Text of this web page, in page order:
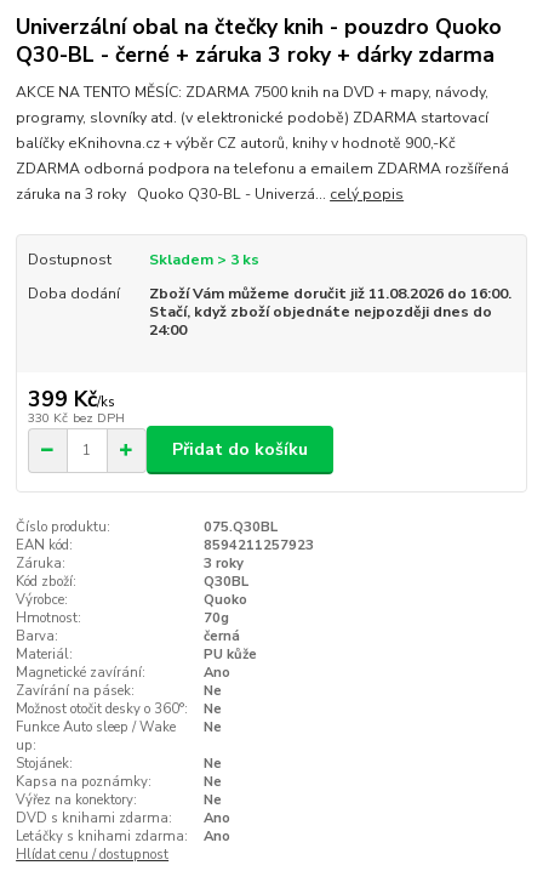
Univerzální obal na čtečky knih - pouzdro Quoko
Q30-BL - černé + záruka 3 roky + dárky zdarma
AKCE NA TENTO MĚSÍC: ZDARMA 7500 knih na DVD + mapy, návody,
programy, slovníky atd. (v elektronické podobě) ZDARMA startovací
balíčky eKnihovna.cz + výběr CZ autorů, knihy v hodnotě 900,-Kč
ZDARMA odborná podpora na telefonu a emailem ZDARMA rozšířená
záruka na 3 roky Quoko Q30-BL - Univerzá... celý popis
Dostupnost
Skladem > 3 ks
Doba dodání
Zboží Vám můžeme doručit již 11.08.2026 do 16:00.
Stačí, když zboží objednáte nejpozději dnes do
24:00
399 Kč/ks
330 Kč bez DPH
Přidat do košíku
Číslo produktu:
075.Q30BL
EAN kód:
8594211257923
Záruka:
3 roky
Kód zboží:
Q30BL
Výrobce:
Quoko
Hmotnost:
70g
Barva:
černá
Materiál:
PU kůže
Magnetické zavírání:
Ano
Zavírání na pásek:
Ne
Možnost otočit desky o 360°:
Ne
Funkce Auto sleep / Wake
up:
Ne
Stojánek:
Ne
Kapsa na poznámky:
Ne
Výřez na konektory:
Ne
DVD s knihami zdarma:
Ano
Letáčky s knihami zdarma:
Ano
Hlídat cenu / dostupnost